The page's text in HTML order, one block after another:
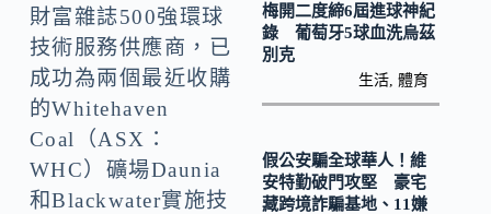
財富雜誌500強環球
技術服務供應商，已
成功為兩個最近收購
的Whitehaven
Coal（ASX：
WHC）礦場Daunia
和Blackwater實施技
梅開二度締6屆進球神紀
錄 葡萄牙5球血洗烏茲
別克
生活 ,體育
假公安騙全球華人！維
安特勤破門攻堅 豪宅
藏跨境詐騙基地、11嫌